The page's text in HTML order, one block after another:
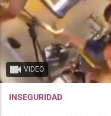
VIDEO
INSEGURIDAD